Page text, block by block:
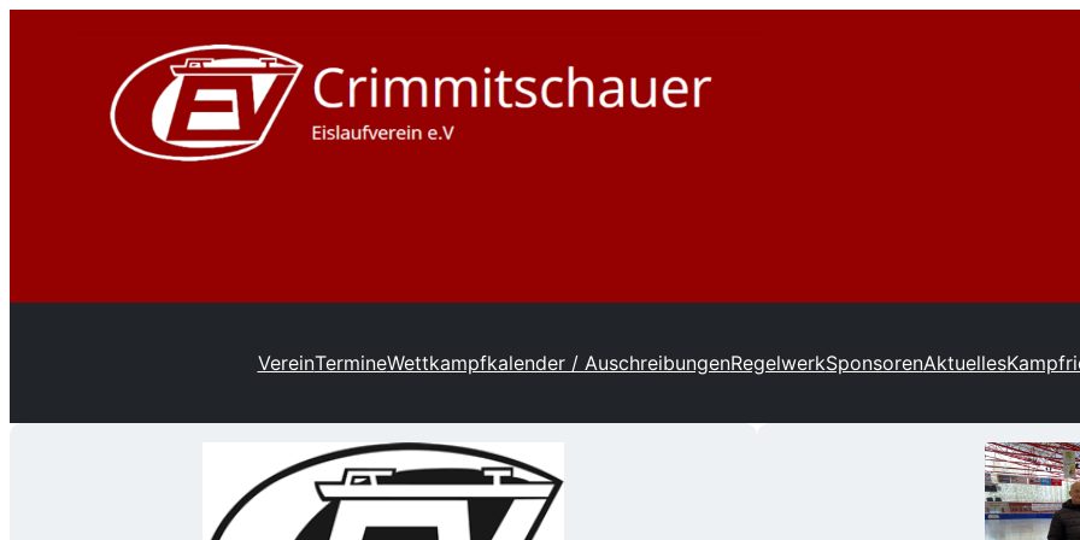
VereinTermineWettkampfkalender / AuschreibungenRegelwerkSponsorenAktuelles